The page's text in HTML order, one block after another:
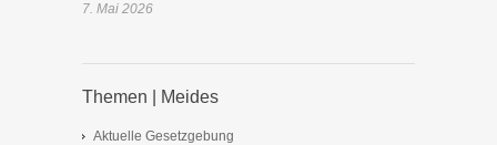
7. Mai 2026
Themen | Meides
Aktuelle Gesetzgebung